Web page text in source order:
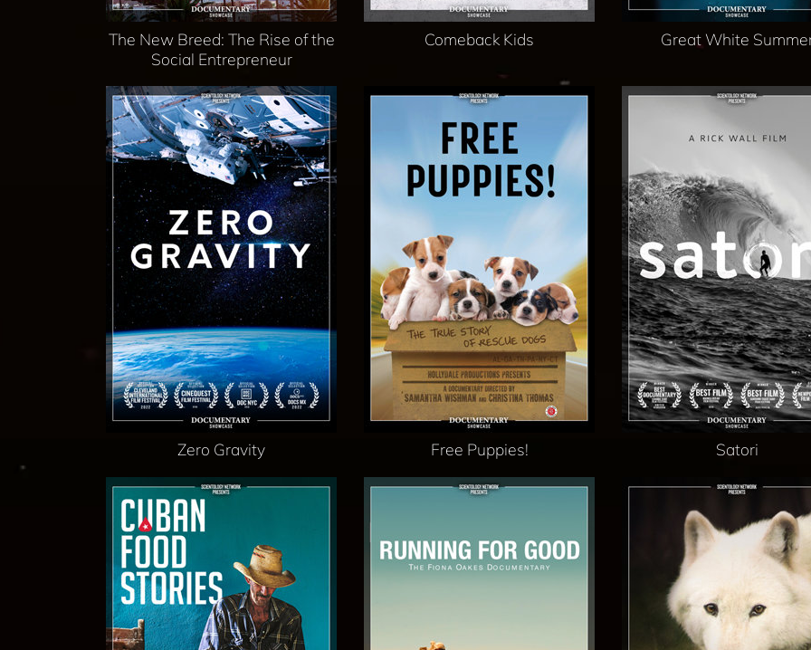
The New Breed: The Rise of the
Social Entrepreneur
Comeback Kids Great White
Zero Gravity Free Puppies! Satori